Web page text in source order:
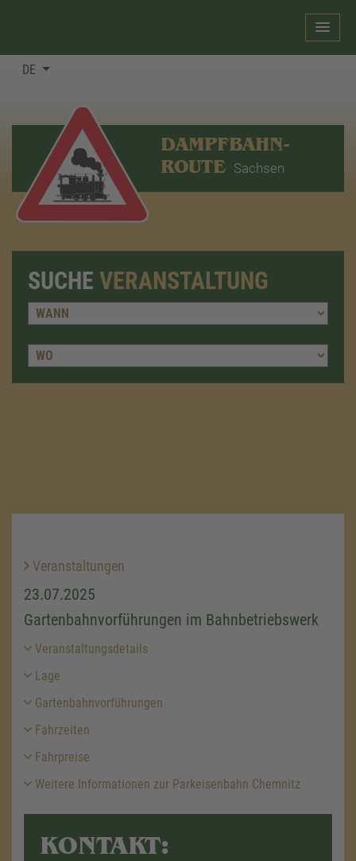
DE
DAMPFBAHN-
ROUTE Sachsen
SUCHE VERANSTALTUNG
Veranstaltungen
23.07.2025
Gartenbahnvorführungen im Bahnbetriebswerk
Veranstaltungsdetails
Lage
Gartenbahnvorführungen
Fahrzeiten
Fahrpreise
Weitere Informationen zur Parkeisenbahn Chemnitz
KONTAKT: